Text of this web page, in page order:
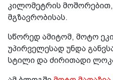
კილომეტრის
მგზავრობისას.
სწორედ ამიტომ, მოტო
უპირველესად უნდა
სტილი და ძირითადი